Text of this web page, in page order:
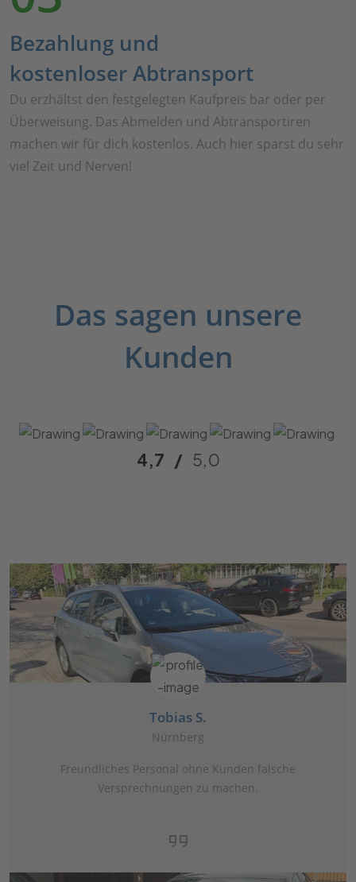
Bezahlung und
kostenloser Abtransport
Du erzhältst den festgelegten Kaufpreis bar oder per
Überweisung. Das Abmelden und Abtransportiren
machen wir für dich kostenlos. Auch hier sparst du sehr
viel Zeit und Nerven!
Das sagen unsere
Kunden
4,7 / 5,0
Tobias S.
Nürnberg
Freundliches Personal ohne Kunden falsche
Versprechnungen zu machen.